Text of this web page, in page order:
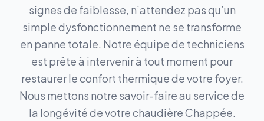
signes de faiblesse, n’attendez pas qu’un
simple dysfonctionnement ne se transforme
en panne totale. Notre équipe de techniciens
est prête à intervenir à tout moment pour
restaurer le confort thermique de votre foyer.
Nous mettons notre savoir-faire au service de
la longévité de votre chaudière Chappée.